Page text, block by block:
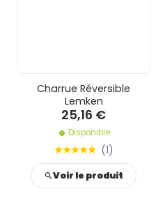
Charrue Réversible
Lemken
25,16 €
Disponible
(1)
Voir le produit